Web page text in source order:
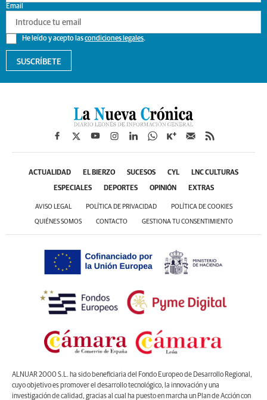
He leído y acepto lascondiciones legales.
Email
SUSCRÍBETE
ACTUALIDAD EL BIERZO SUCESOS CYL LNC CULTURAS
ESPECIALES DEPORTES OPINIÓN EXTRAS
AVISO LEGAL POLÍTICA DE PRIVACIDAD POLÍTICA DE COOKIES
QUIÉNES SOMOS CONTACTO GESTIONA TU CONSENTIMIENTO
ALNUAR 2000 S.L. ha sido beneficiaria del Fondo Europeo de Desarrollo Regional,
cuyo objetivo es promover el desarrollo tecnológico, la innovación y una
investigación de calidad, gracias al cual ha puesto en marcha un Plan de Acción con